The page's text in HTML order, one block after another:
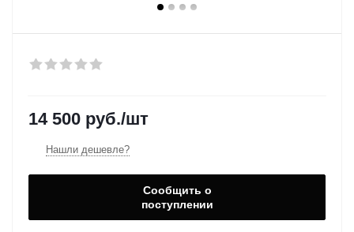
14 500 руб./шт
Нашли дешевле?
Сообщить о
поступлении